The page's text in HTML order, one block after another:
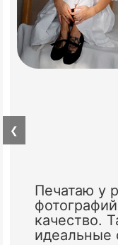
Печатаю у
качество.
идеальные
❮